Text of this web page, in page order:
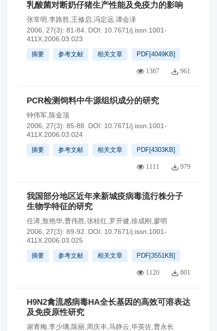
乳酸菌对断奶仔猪生产性能及免疫力的影响
张常明,李路胜,王修启,冯定远,谭会泽
2006, 27(3): 81-84. DOI: 10.7671/j.issn.1001-
411X.2006.03.023
摘要 参考文献 相关文章 PDF[4049KB]
1387 961
PCR检测饲料中牛源组织成分的研究
钟伟军,陈金顶
2006, 27(3): 85-88.
DOI: 10.7671/j.issn.1001-
411X.2006.03.024
摘要 参考文献 相关文章 PDF[4303KB]
1111 979
我国部分地区近年来新城疫病毒流行株分子
生物学特征的研究
任涛,敖艳华,曹伟胜,张桂红,罗开健,徐成刚,廖明
2006, 27(3): 89-92.
DOI: 10.7671/j.issn.1001-
411X.2006.03.025
摘要 参考文献 相关文章 PDF[3551KB]
1120 801
H9N2禽流感病毒HA全长基因的高效可溶表达
及免疫原性研究
谢青梅,李少璃,陈丽,周庆丰,马静云,毕英佐,曹永长